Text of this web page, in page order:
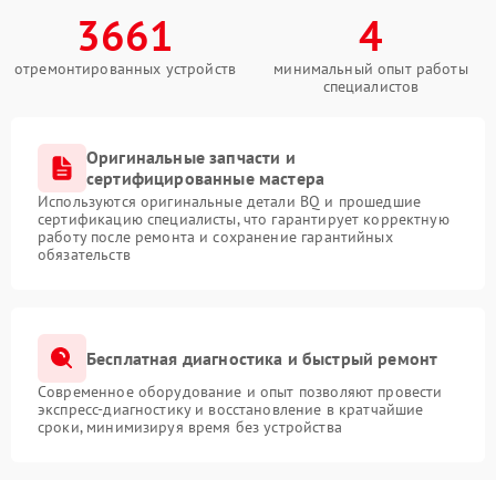
3661
отремонтированных устройств
4
минимальный опыт работы
специалистов
Оригинальные запчасти и
сертифицированные мастера
Используются оригинальные детали BQ и прошедшие
сертификацию специалисты, что гарантирует корректную
работу после ремонта и сохранение гарантийных
обязательств
Бесплатная диагностика и быстрый ремонт
Современное оборудование и опыт позволяют провести
экспресс-диагностику и восстановление в кратчайшие
сроки, минимизируя время без устройства